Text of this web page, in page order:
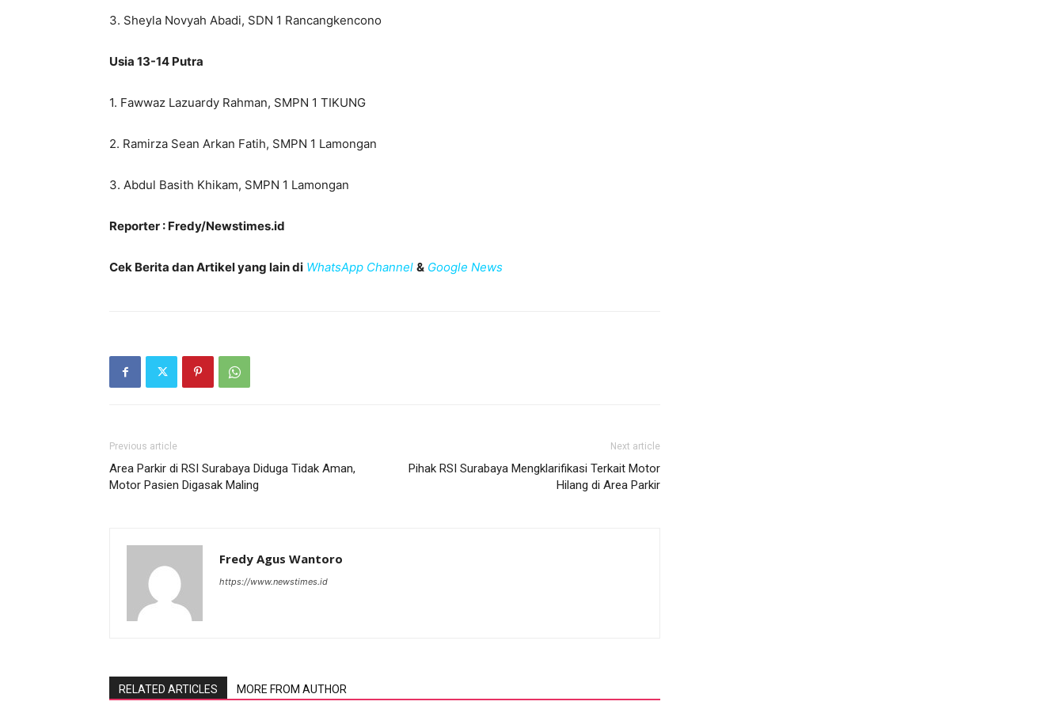
3. Sheyla Novyah Abadi, SDN 1 Rancangkencono
Usia 13-14 Putra
1. Fawwaz Lazuardy Rahman, SMPN 1 TIKUNG
2. Ramirza Sean Arkan Fatih, SMPN 1 Lamongan
3. Abdul Basith Khikam, SMPN 1 Lamongan
Reporter : Fredy/Newstimes.id
Cek Berita dan Artikel yang lain di WhatsApp Channel & Google News
Previous article
Area Parkir di RSI Surabaya Diduga Tidak Aman,
Motor Pasien Digasak Maling
Next article
Pihak RSI Surabaya Mengklarifikasi Terkait Motor
Hilang di Area Parkir
Fredy Agus Wantoro
https://www.newstimes.id
RELATED ARTICLES MORE FROM AUTHOR